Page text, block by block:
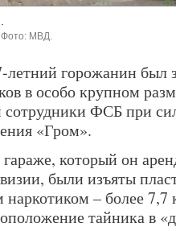
Фото: МВД.
горожанин был
в особо крупном
сотрудники ФСБ при
«Гром».
который он
были изъяты
наркотиком – более
тайника в